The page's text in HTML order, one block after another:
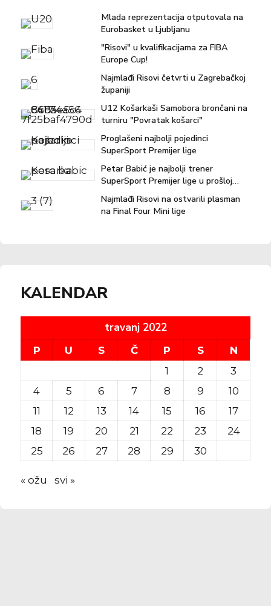
Mlada reprezentacija otputovala na
Eurobasket u Ljubljanu
"Risovi" u kvalifikacijama za FIBA
Europe Cup!
Najmlađi Risovi četvrti u Zagrebačkoj
županiji
U12 Košarkaši Samobora brončani na
turniru "Povratak košarci"
Proglašeni najbolji pojedinci
SuperSport Premijer lige
Petar Babić je najbolji trener
SuperSport Premijer lige u prošloj
sezoni!
Najmlađi Risovi na ostvarili plasman
na Final Four Mini lige
KALENDAR
travanj 2022
P U S Č P S
N
1
2
3
4
5 6 7 8 9
10
11
12 13 14 15 16
17
18
19 20 21 22 23
24
25
26 27 28 29 30
« ožu svi »